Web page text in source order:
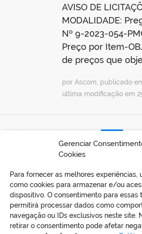
Gerenciar
Cookies
Para fornecer as melhores experiências,
como cookies para armazenar e/ou
dispositivo. O consentimento para essas
permitirá processar dados como
navegação ou IDs exclusivos neste site.
retirar o consentimento pode afetar
AVISO DE
MODALIDADE:
Nº 9-2023-054-
Preço por Item-
de preços que
por Ascom, publicado
última modificação em
35